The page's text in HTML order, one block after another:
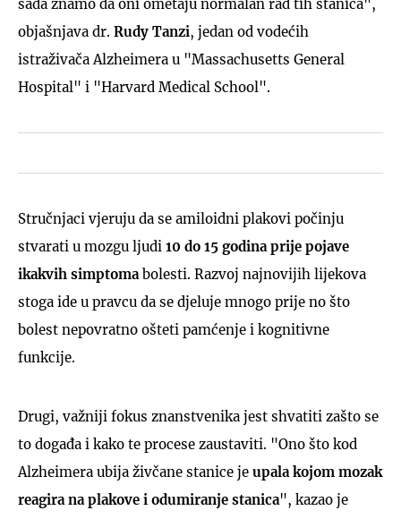
sada znamo da oni ometaju normalan rad tih stanica",
objašnjava dr. Rudy Tanzi, jedan od vodećih
istraživača Alzheimera u "Massachusetts General
Hospital" i "Harvard Medical School".
Stručnjaci vjeruju da se amiloidni plakovi počinju
stvarati u mozgu ljudi 10 do 15 godina prije pojave
ikakvih simptoma bolesti. Razvoj najnovijih lijekova
stoga ide u pravcu da se djeluje mnogo prije no što
bolest nepovratno ošteti pamćenje i kognitivne
funkcije.
Drugi, važniji fokus znanstvenika jest shvatiti zašto se
to događa i kako te procese zaustaviti. "Ono što kod
Alzheimera ubija živčane stanice je upala kojom mozak
reagira na plakove i odumiranje stanica", kazao je